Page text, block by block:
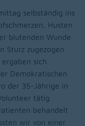
selbständig ins
Husten
blutenden Wunde
Sturz zugezogen
sich
Demokratischen
der 35-Jährige in
tätig
behandelt
wir von einer